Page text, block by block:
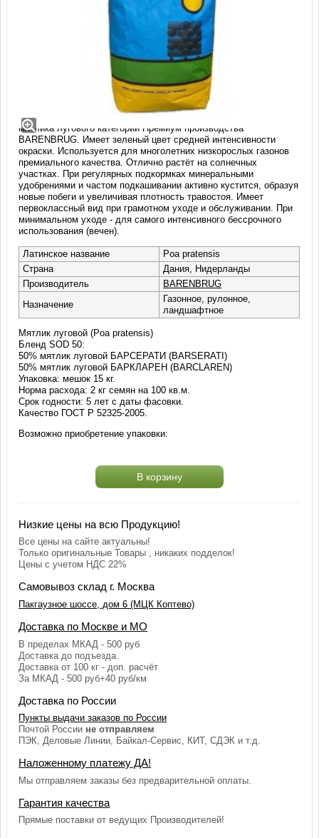
Мятлик луговой SOD 50 (Барсерати/
Баркларен) (15 кг)
Эксклюзив! Бленд элитных сортов европейской селекции
мятлика лугового категории Премиум производства
BARENBRUG. Имеет зеленый цвет средней интенсивности
окраски. Используется для многолетних низкорослых газонов
премиального качества. Отлично растёт на солнечных
участках. При регулярных подкормках минеральными
удобрениями и частом подкашивании активно кустится, образуя
новые побеги и увеличивая плотность травостоя. Имеет
первоклассный вид при грамотном уходе и обслуживании. При
минимальном уходе - для самого интенсивного бессрочного
использования (вечен).
Латинское название
Poa pratensis
Страна
Дания, Нидерланды
Производитель
BARENBRUG
Назначение
Газонное, рулонное,
ландшафтное
Мятлик луговой (Poa pratensis)
Бленд SOD 50:
50% мятлик луговой БАРСЕРАТИ (BARSERATI)
50% мятлик луговой БАРКЛАРЕН (BARCLAREN)
Упаковка: мешок 15 кг.
Норма расхода: 2 кг семян на 100 кв.м.
Срок годности: 5 лет с даты фасовки.
Качество ГОСТ Р 52325-2005.
Возможно приобретение упаковки:
В корзину
Низкие цены на всю Продукцию!
Все цены на сайте актуальны!
Только оригинальные Товары , никаких подделок!
Цены с учетом НДС 22%
Самовывоз склад г. Москва
Пакгаузное шоссе, дом 6 (МЦК Коптево)
Доставка по Москве и МО
В пределах МКАД - 500 руб
Доставка до подъезда.
Доставка от 100 кг - доп. расчёт
За МКАД - 500 руб+40 руб/км
Доставка по России
Пункты выдачи заказов по России
Почтой России не отправляем
ПЭК, Деловые Линии, Байкал-Сервис, КИТ, СДЭК и т.д.
Наложенному платежу ДА!
Мы отправляем заказы без предварительной оплаты.
Гарантия качества
Прямые поставки от ведущих Производителей!